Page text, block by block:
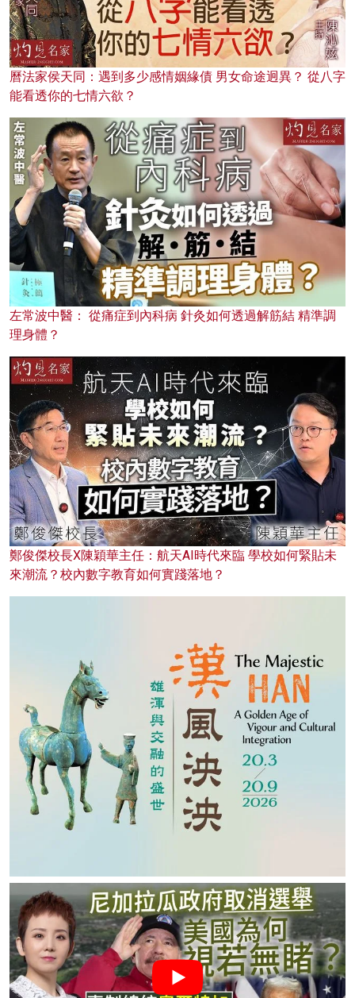
曆法家侯天同：遇到多少感情姻緣債 男女命途迥異？ 從八字
能看透你的七情六欲？
左常波中醫： 從痛症到內科病 針灸如何透過解筋結 精準調
理身體？
鄭俊傑校長X陳穎華主任：航天AI時代來臨 學校如何緊貼未
來潮流？校內數字教育如何實踐落地？